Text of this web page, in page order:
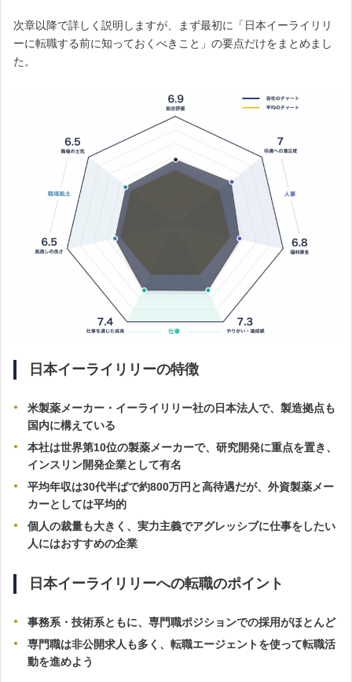
次章以降で詳しく説明しますが、まず最初に「日本イーライリリ
ーに転職する前に知っておくべきこと」の要点だけをまとめまし
た。
日本イーライリリーの特徴
米製薬メーカー・イーライリリー社の日本法人で、製造拠点も
国内に構えている
本社は世界第10位の製薬メーカーで、研究開発に重点を置き、
インスリン開発企業として有名
平均年収は30代半ばで約800万円と高待遇だが、外資製薬メー
カーとしては平均的
個人の裁量も大きく、実力主義でアグレッシブに仕事をしたい
人にはおすすめの企業
日本イーライリリーへの転職のポイント
事務系・技術系ともに、専門職ポジションでの採用がほとんど
専門職は非公開求人も多く、転職エージェントを使って転職活
動を進めよう